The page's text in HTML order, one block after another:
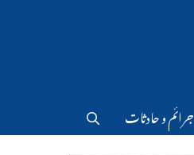
جرائم و حادثات